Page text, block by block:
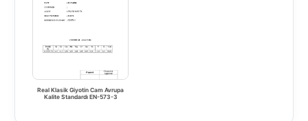
Real Klasik Giyotin Cam Avrupa
Kalite Standardı EN-573-3